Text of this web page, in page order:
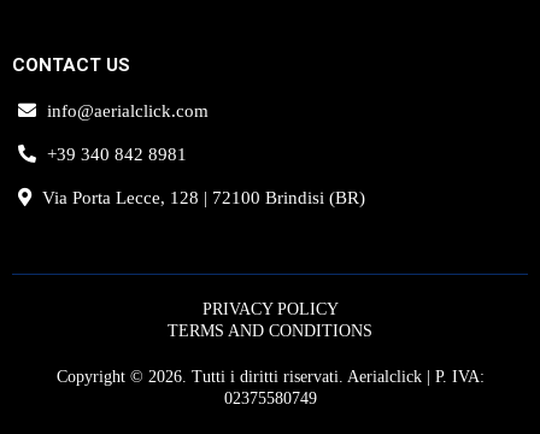
CONTACT US
info@aerialclick.com
+39 340 842 8981
Via Porta Lecce, 128 | 72100 Brindisi (BR)
PRIVACY POLICY
TERMS AND CONDITIONS
Copyright © 2026. Tutti i diritti riservati. Aerialclick | P. IVA:
02375580749